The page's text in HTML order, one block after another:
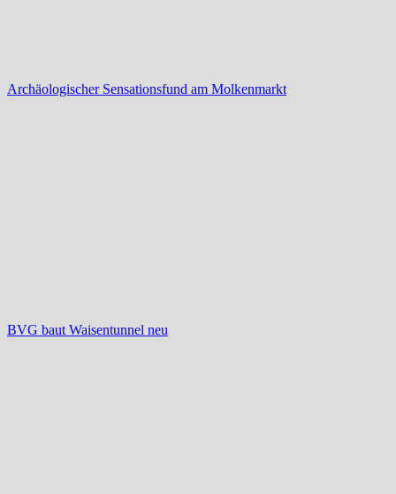
Archäologischer Sensationsfund am Molkenmarkt
BVG baut Waisentunnel neu